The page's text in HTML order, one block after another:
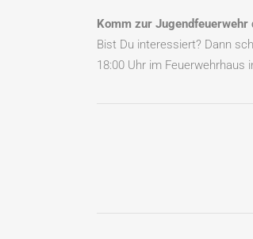
Komm zur
Bist Du interessiert? Dann
18:00 Uhr im Feuerwehrhaus